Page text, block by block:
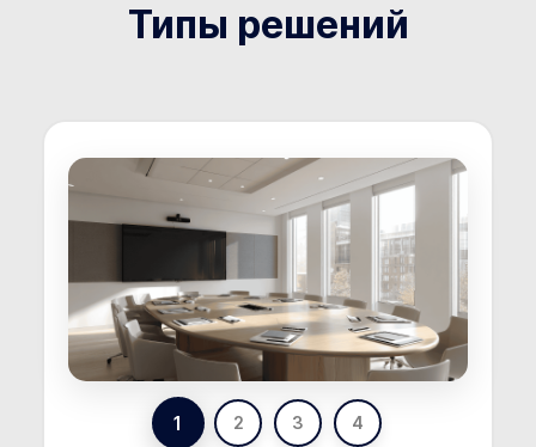
Типы решений
1 2 3 4